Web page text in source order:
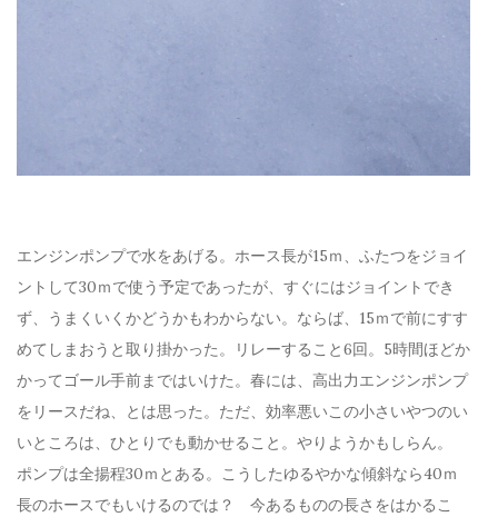
エンジンポンプで水をあげる。ホース長が15ｍ、ふたつをジョイ
ントして30ｍで使う予定であったが、すぐにはジョイントでき
ず、うまくいくかどうかもわからない。ならば、15ｍで前にすす
めてしまおうと取り掛かった。リレーすること6回。5時間ほどか
かってゴール手前まではいけた。春には、高出力エンジンポンプ
をリースだね、とは思った。ただ、効率悪いこの小さいやつのい
いところは、ひとりでも動かせること。やりようかもしらん。
ポンプは全揚程30ｍとある。こうしたゆるやかな傾斜なら40ｍ
長のホースでもいけるのでは？ 今あるものの長さをはかるこ